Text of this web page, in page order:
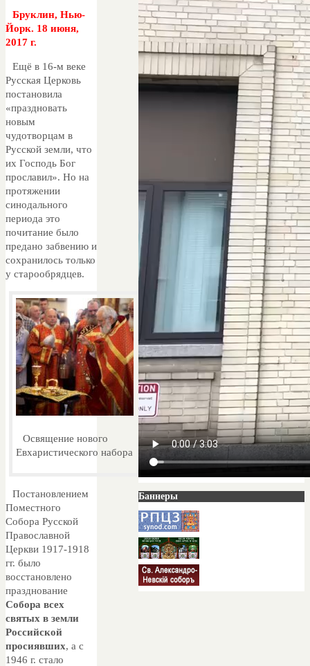
Бруклин, Нью-
Йорк. 18 июня,
2017 г.
Ещё в 16-м веке
Русская Церковь
постановила
«праздновать
новым
чудотворцам в
Русской земли, что
их Господь Бог
прославил». Но на
протяжении
синодального
периода это
почитание было
предано забвению и
сохранилось только
у старообрядцев.
Освящение нового
Евхаристического набора
Постановлением
Поместного
Собора Русской
Православной
Церкви 1917-1918
гг. было
восстановлено
празднование
Собора всех
святых в земли
Российской
просиявших, а с
1946 г. стало
Баннеры